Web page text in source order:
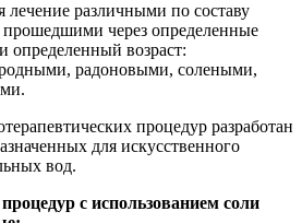
лечение различными по составу
через определенные
возраст:
радоновыми, солеными,
процедур разработан
для искусственного
вод.
с использованием соли